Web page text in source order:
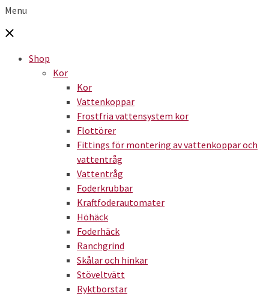
Menu
Shop
Kor
Kor
Vattenkoppar
Frostfria vattensystem kor
Flottörer
Fittings för montering av vattenkoppar och
vattentråg
Vattentråg
Foderkrubbar
Kraftfoderautomater
Höhäck
Foderhäck
Ranchgrind
Skålar och hinkar
Stöveltvätt
Ryktborstar